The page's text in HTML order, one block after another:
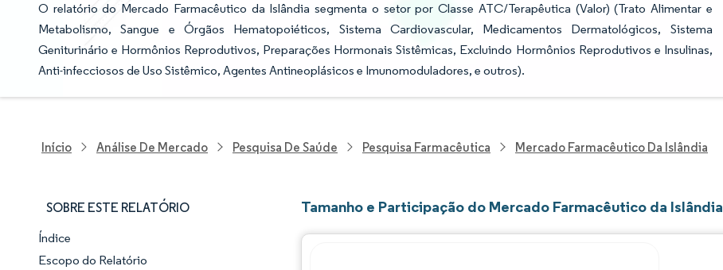
O relatório do Mercado Farmacêutico da Islândia segmenta o setor por Classe ATC/Terapêutica (Valor) (Trato Alimentar e
Metabolismo, Sangue e Órgãos Hematopoiéticos, Sistema Cardiovascular, Medicamentos Dermatológicos, Sistema
Geniturinário e Hormônios Reprodutivos, Preparações Hormonais Sistêmicas, Excluindo Hormônios Reprodutivos e Insulinas,
Anti-infecciosos de Uso Sistêmico, Agentes Antineoplásicos e Imunomoduladores, e outros).
Início Análise De Mercado Pesquisa De Saúde Pesquisa Farmacêutica Mercado Farmacêutico Da Islândia
SOBRE ESTE RELATÓRIO
Panorama do Mercado
Índice
Escopo do Relatório
Tamanho e Participação do Mercado Farmacêutico da Islândia